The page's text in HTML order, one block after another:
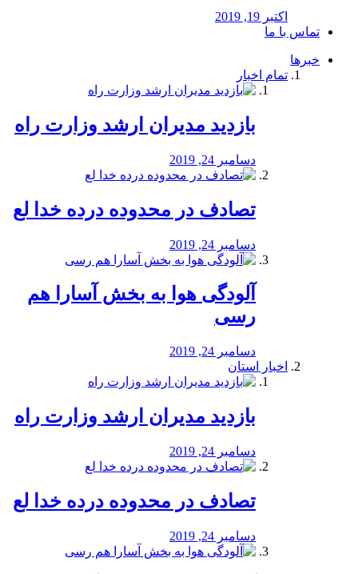
اکتبر 19, 2019
تماس با ما
خبرها
تمام اخبار
بازدید مدیران ارشد وزارت راه
دسامبر 24, 2019
تصادف در محدوده درده خدا لع
دسامبر 24, 2019
آلودگی هوا به بخش آسارا هم
رسی
دسامبر 24, 2019
اخبار استان
بازدید مدیران ارشد وزارت راه
دسامبر 24, 2019
تصادف در محدوده درده خدا لع
دسامبر 24, 2019